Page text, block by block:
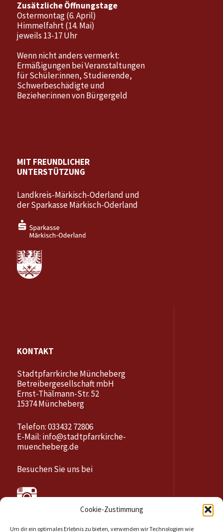
Cookie-Zustimmung
Um dir ein optimales Erlebnis zu bieten, verwenden wir Technologien wie
Zusätzliche Öffnungstage
Ostermontag (6. April)
Himmelfahrt (14. Mai)
jeweils 13-17 Uhr
Wenn nicht anders vermerkt:
Ermäßigungen bei Veranstaltungen
für Schüler:innen, Studierende,
Schwerbeschädigte und
Bezieher:innen von Bürgergeld
MIT FREUNDLICHER
UNTERSTÜTZUNG
Landkreis-Märkisch-Oderland und
der Sparkasse Märkisch-Oderland
KONTAKT
Stadtpfarrkirche Müncheberg
Betreibergesellschaft mbH
Ernst-Thälmann-Str. 52
15374 Müncheberg
Telefon: 033432 72806
E-Mail: info@stadtpfarrkirche-
muencheberg.de
Besuchen Sie uns bei